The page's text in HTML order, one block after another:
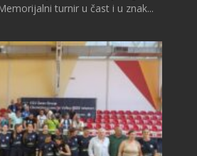
turnir u čast i u znak...